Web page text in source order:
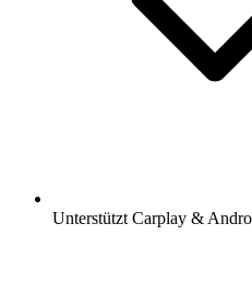
Unterstützt Carplay &